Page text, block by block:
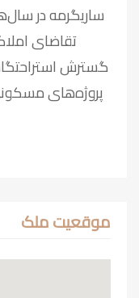
ساریگرمه در
تقاضای
گسترش
پروژه‌های
موقعیت ملک